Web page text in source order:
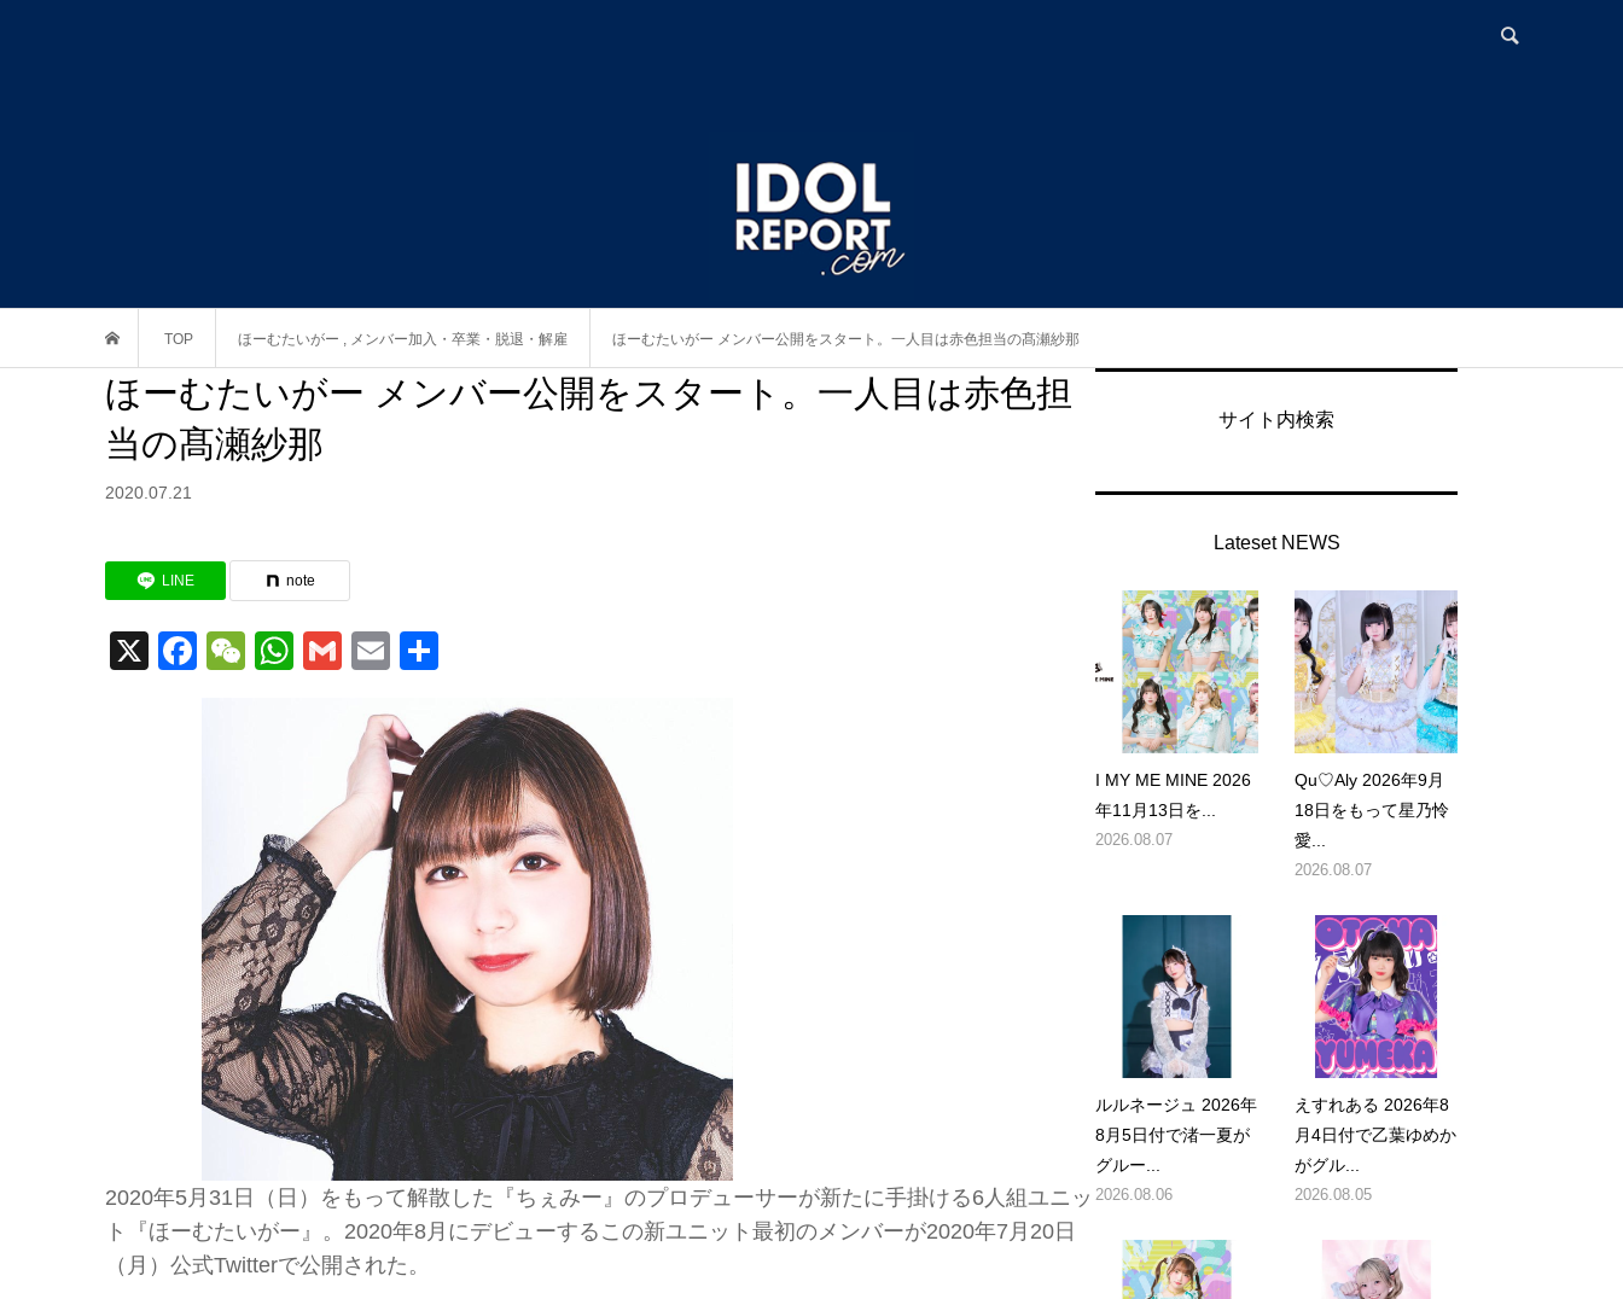
TOP ほーむたいがー , メンバー加入・卒業・脱退・解雇 ほーむたいがー メンバー公開をスタート。一人目は赤色担当の髙瀬紗那
ほーむたいがー メンバー公開をスタート。一人目は赤色担
当の髙瀬紗那
2020.07.21
LINE note
X Facebook
WeChat
WhatsApp
GmailEmail
2020年5月31日（日）をもって解散した『ちぇみー』のプロデューサーが新たに手掛ける6人組ユニッ
ト『ほーむたいがー』。2020年8月にデビューするこの新ユニット最初のメンバーが2020年7月20日
（月）公式Twitterで公開された。
サイト内検索
Lateset NEWS
I MY ME MINE 2026
年11月13日を...
2026.08.07
Qu♡Aly 2026年9月
18日をもって星乃怜
愛...
2026.08.07
ルルネージュ 2026年
8月5日付で渚一夏が
グルー...
2026.08.06
えすれある 2026年8
月4日付で乙葉ゆめか
がグル...
2026.08.05